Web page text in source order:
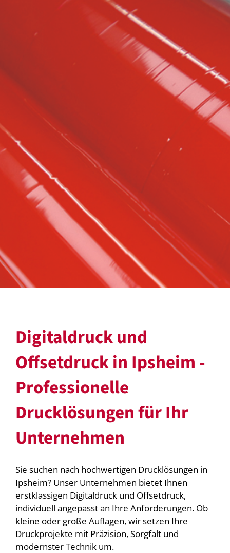
Digitaldruck und
Offsetdruck in Ipsheim -
Professionelle
Drucklösungen für Ihr
Unternehmen
Sie suchen nach hochwertigen Drucklösungen in
Ipsheim? Unser Unternehmen bietet Ihnen
erstklassigen Digitaldruck und Offsetdruck,
individuell angepasst an Ihre Anforderungen. Ob
kleine oder große Auflagen, wir setzen Ihre
Druckprojekte mit Präzision, Sorgfalt und
modernster Technik um.